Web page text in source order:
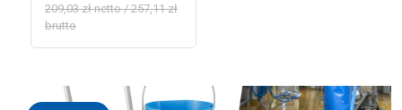
209,03 zł netto / 257,11 zł
brutto